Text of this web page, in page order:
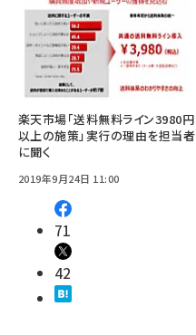
楽天市場「送料無料ライン3980円
以上の施策」実行の理由を担当者
に聞く
2019年9月24日 11:00
71
42